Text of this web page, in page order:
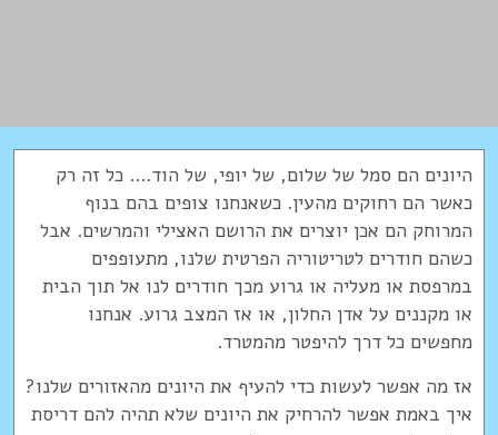
היונים הם סמל של שלום, של יופי, של הוד.... כל זה רק
כאשר הם רחוקים מהעין. כשאנחנו צופים בהם בנוף
המרוחק הם אכן יוצרים את הרושם האצילי והמרשים. אבל
כשהם חודרים לטריטוריה הפרטית שלנו, מתעופפים
במרפסת או מעליה או גרוע מכך חודרים לנו אל תוך הבית
או מקננים על אדן החלון, או אז המצב גרוע. אנחנו
מחפשים כל דרך להיפטר מהמטרד.
אז מה אפשר לעשות כדי להעיף את היונים מהאזורים שלנו?
איך באמת אפשר להרחיק את היונים שלא תהיה להם דריסת